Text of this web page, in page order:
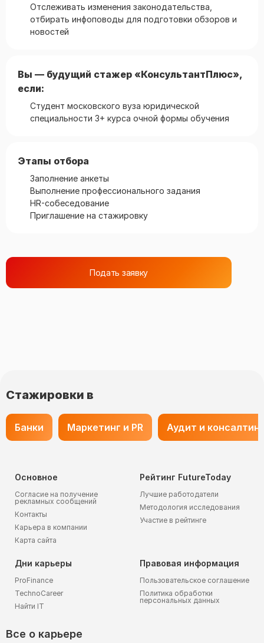
Отслеживать изменения законодательства,
отбирать инфоповоды для подготовки обзоров и
новостей
Вы — будущий стажер «КонсультантПлюс»,
если:
Студент московского вуза юридической
специальности 3+ курса очной формы обучения
Этапы отбора
Заполнение анкеты
Выполнение профессионального задания
HR-собеседование
Приглашение на стажировку
Подать заявку
Стажировки в
Банки Маркетинг и PR Аудит и консалтинг
Все о карьере
Основное
Согласие на получение
рекламных сообщений
Контакты
Карьера в компании
Карта сайта
Рейтинг FutureToday
Лучшие работодатели
Методология исследования
Участие в рейтинге
Дни карьеры
ProFinance
TechnoCareer
Найти IT
Правовая информация
Пользовательское соглашение
Политика обработки
персональных данных